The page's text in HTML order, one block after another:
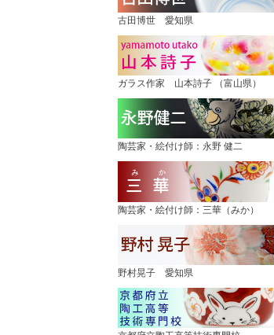
古田博世 愛知県
ガラス作家 山本詩子 （富山県）
陶芸家・絵付け師：永野 健二
陶芸家・絵付け師：三華（みか）
野村晃子 愛知県